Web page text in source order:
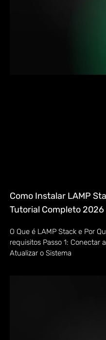
Como Instalar LAMP
Tutorial Completo 2026
O Que é LAMP Stack e Por
requisitos Passo 1: Conectar
Atualizar o Sistema